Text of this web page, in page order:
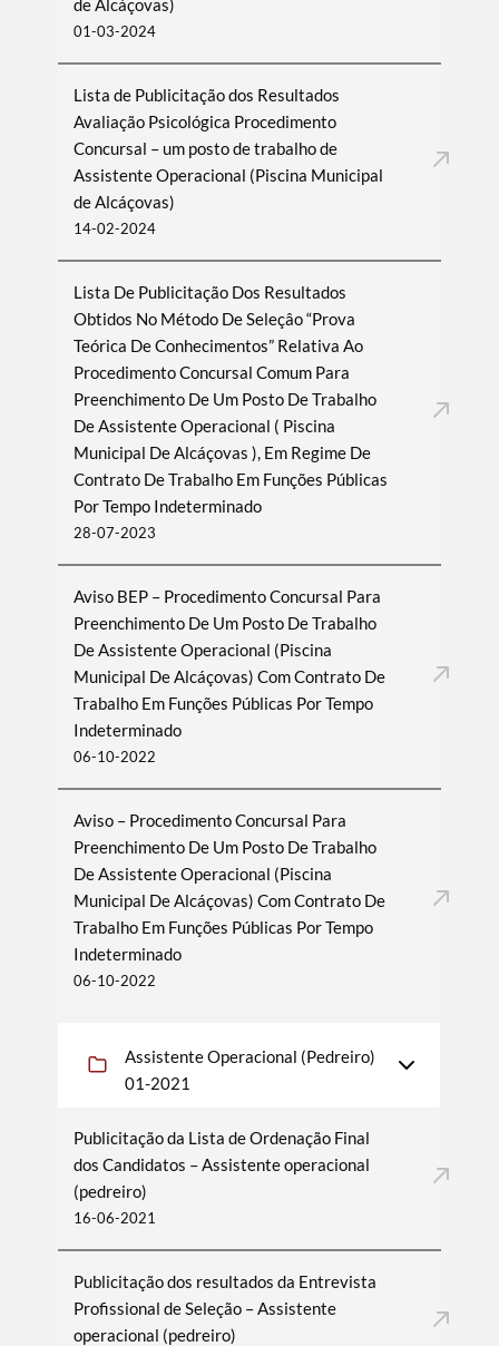
de Alcáçovas)
01-03-2024
Lista de Publicitação dos Resultados
Avaliação Psicológica Procedimento
Concursal – um posto de trabalho de
Assistente Operacional (Piscina Municipal
de Alcáçovas)
14-02-2024
Lista De Publicitação Dos Resultados
Obtidos No Método De Seleçâo “Prova
Teórica De Conhecimentos” Relativa Ao
Procedimento Concursal Comum Para
Preenchimento De Um Posto De Trabalho
De Assistente Operacional ( Piscina
Municipal De Alcáçovas ), Em Regime De
Contrato De Trabalho Em Funções Públicas
Por Tempo Indeterminado
28-07-2023
Aviso BEP – Procedimento Concursal Para
Preenchimento De Um Posto De Trabalho
De Assistente Operacional (Piscina
Municipal De Alcáçovas) Com Contrato De
Trabalho Em Funções Públicas Por Tempo
Indeterminado
06-10-2022
Aviso – Procedimento Concursal Para
Preenchimento De Um Posto De Trabalho
De Assistente Operacional (Piscina
Municipal De Alcáçovas) Com Contrato De
Trabalho Em Funções Públicas Por Tempo
Indeterminado
06-10-2022
Assistente Operacional (Pedreiro)
01-2021
Publicitação da Lista de Ordenação Final
dos Candidatos – Assistente operacional
(pedreiro)
16-06-2021
Publicitação dos resultados da Entrevista
Profissional de Seleção – Assistente
operacional (pedreiro)